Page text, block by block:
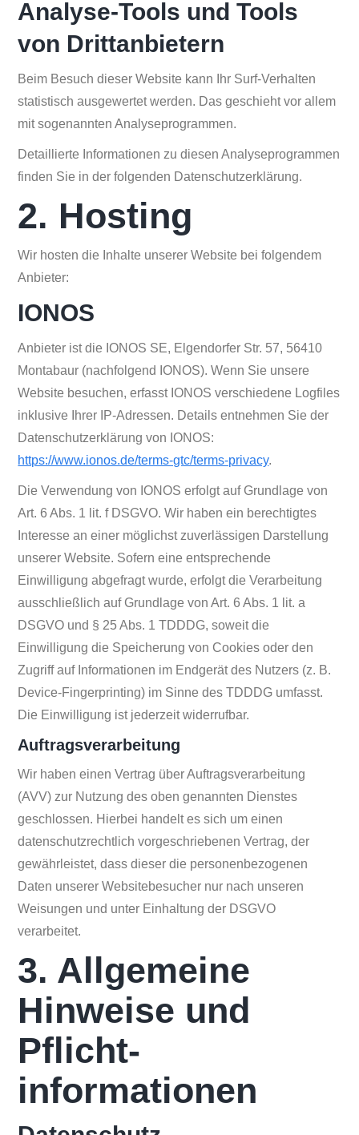
Analyse-Tools und Tools
von Dritt­anbietern
Beim Besuch dieser Website kann Ihr Surf-Verhalten
statistisch ausgewertet werden. Das geschieht vor allem
mit sogenannten Analyseprogrammen.
Detaillierte Informationen zu diesen Analyseprogrammen
finden Sie in der folgenden Datenschutzerklärung.
2. Hosting
Wir hosten die Inhalte unserer Website bei folgendem
Anbieter:
IONOS
Anbieter ist die IONOS SE, Elgendorfer Str. 57, 56410
Montabaur (nachfolgend IONOS). Wenn Sie unsere
Website besuchen, erfasst IONOS verschiedene Logfiles
inklusive Ihrer IP-Adressen. Details entnehmen Sie der
Datenschutzerklärung von IONOS:
https://www.ionos.de/terms-gtc/terms-privacy.
Die Verwendung von IONOS erfolgt auf Grundlage von
Art. 6 Abs. 1 lit. f DSGVO. Wir haben ein berechtigtes
Interesse an einer möglichst zuverlässigen Darstellung
unserer Website. Sofern eine entsprechende
Einwilligung abgefragt wurde, erfolgt die Verarbeitung
ausschließlich auf Grundlage von Art. 6 Abs. 1 lit. a
DSGVO und § 25 Abs. 1 TDDDG, soweit die
Einwilligung die Speicherung von Cookies oder den
Zugriff auf Informationen im Endgerät des Nutzers (z. B.
Device-Fingerprinting) im Sinne des TDDDG umfasst.
Die Einwilligung ist jederzeit widerrufbar.
Auftragsverarbeitung
Wir haben einen Vertrag über Auftragsverarbeitung
(AVV) zur Nutzung des oben genannten Dienstes
geschlossen. Hierbei handelt es sich um einen
datenschutzrechtlich vorgeschriebenen Vertrag, der
gewährleistet, dass dieser die personenbezogenen
Daten unserer Websitebesucher nur nach unseren
Weisungen und unter Einhaltung der DSGVO
verarbeitet.
3. Allgemeine
Hinweise und
Pflicht­
informationen